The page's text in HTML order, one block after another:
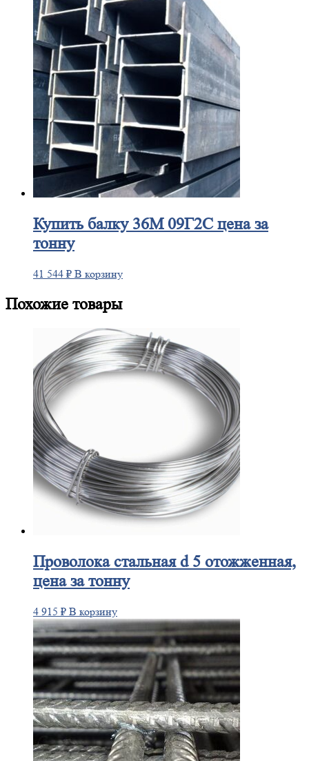
Купитьбалку 36М 09Г2С цена за
тонну
41 544 ₽ В корзину
Похожие товары
Проволокастальная d 5 отожженная,
цена за тонну
4 915 ₽ В корзину